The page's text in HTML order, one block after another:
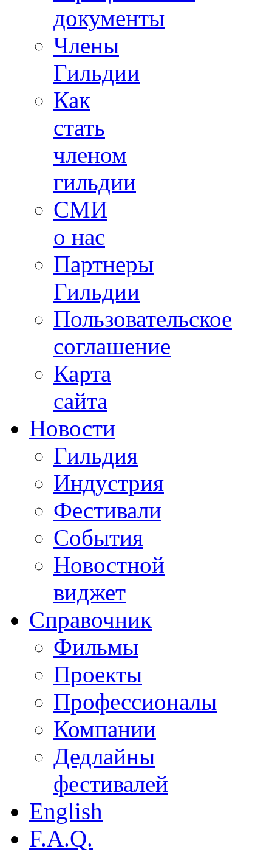
документы
Члены
Гильдии
Как
стать
членом
гильдии
СМИ
о нас
Партнеры
Гильдии
Пользовательское
соглашение
Карта
сайта
Новости
Гильдия
Индустрия
Фестивали
События
Новостной
виджет
Справочник
Фильмы
Проекты
Профессионалы
Компании
Дедлайны
фестивалей
English
F.A.Q.